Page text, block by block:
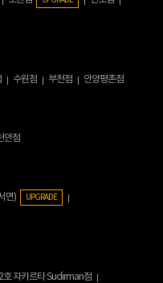
수원점 부천점 안양평촌점
안점
면) UPGRADE
호 자카르타 Sudirman점